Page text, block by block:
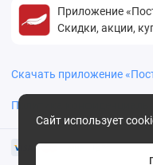
Сайт использует
Приложение
Скидки, акции,
Скачать приложение
Политика